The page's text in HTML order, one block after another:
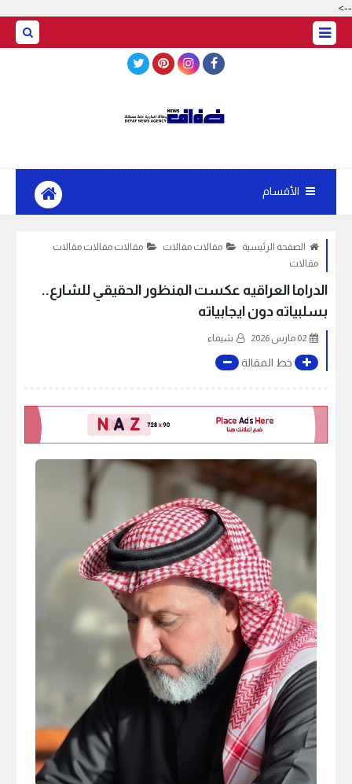
-->
الأقسام
الصفحة الرئيسية مقالات مقالات
مقالات مقالات مقالات
مقالات
الدراما العراقيه عكست المنظور الحقيقي للشارع..
بسلبياته دون ايجابياته
02 مارس 2026 شيماء
خط المقالة